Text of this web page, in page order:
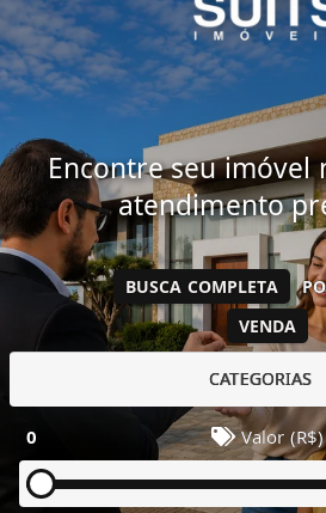
Encontre seu imóvel
atendimento
VENDA
BUSCA COMPLETA
CATEGORIAS
0 Valor (R$)